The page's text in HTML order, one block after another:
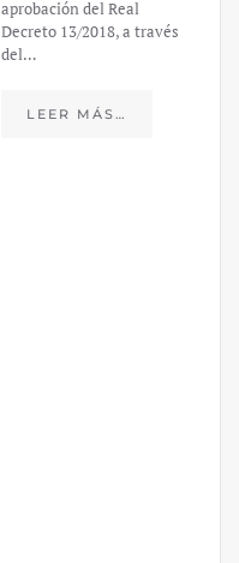
aprobación del Real
Decreto 13/2018, a través
del…
LEER MÁS…